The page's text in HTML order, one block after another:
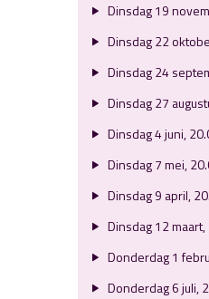
Dinsdag 19
Dinsdag 22
Dinsdag 24
Dinsdag 27
Dinsdag 4 juni,
Dinsdag 7 mei,
Dinsdag 9 april,
Dinsdag 12
Donderdag 1
Donderdag 6 juli,